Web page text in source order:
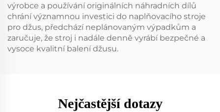
výrobce a používání originálních náhradních dílů
chrání významnou investici do naplňovacího stroje
pro džus, předchází neplánovaným výpadkům a
zaručuje, že stroj i nadále denně vyrábí bezpečné a
vysoce kvalitní balení džusu.
Nejčastější dotazy